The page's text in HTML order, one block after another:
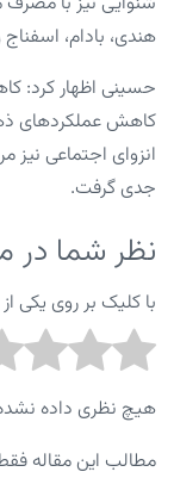
هندی، بادام،
حسینی اظهار کرد:
کاهش عملکردهای
انزوای اجتماعی
جدی گرفت.
نظر شما
با کلیک بر روی یکی از ستاره ها از
هیچ نظری داده
مطالب این مقاله